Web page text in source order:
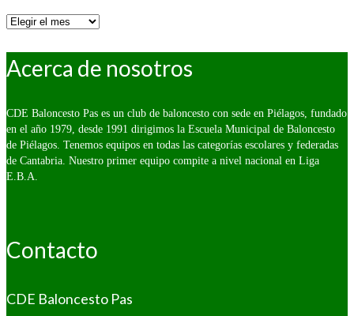
Por
Acerca de nosotros
CDE Baloncesto Pas es un club de baloncesto con sede en Piélagos, fundado
en el año 1979, desde 1991 dirigimos la Escuela Municipal de Baloncesto
de Piélagos. Tenemos equipos en todas las categorías escolares y federadas
de Cantabria. Nuestro primer equipo compite a nivel nacional en Liga
E.B.A.
Contacto
CDE Baloncesto Pas